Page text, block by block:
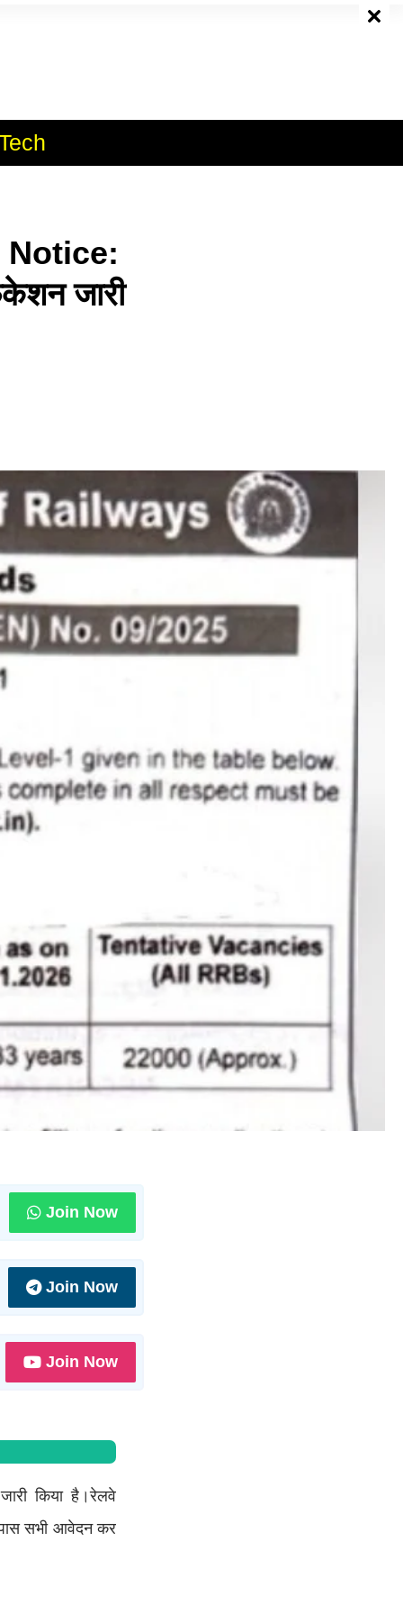
Notice:
जारी
Join Now
Join Now
Join Now
किया है।रेलवे
पास सभी आवेदन कर